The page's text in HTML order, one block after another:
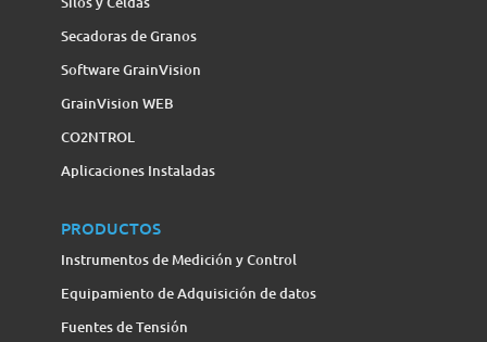
Secadoras de Granos
Software GrainVision
GrainVision WEB
CO2NTROL
Aplicaciones Instaladas
PRODUCTOS
Instrumentos de Medición y Control
Equipamiento de Adquisición de datos
Fuentes de Tensión